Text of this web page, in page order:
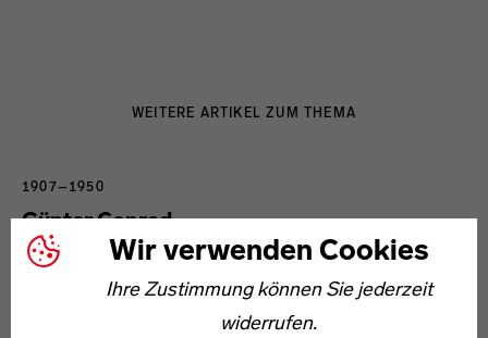
Wir verwenden Cookies
Ihre Zustimmung können Sie jederzeit
widerrufen.
WEITERE ARTIKEL ZUM THEMA
Günter Conrad
1907–1950